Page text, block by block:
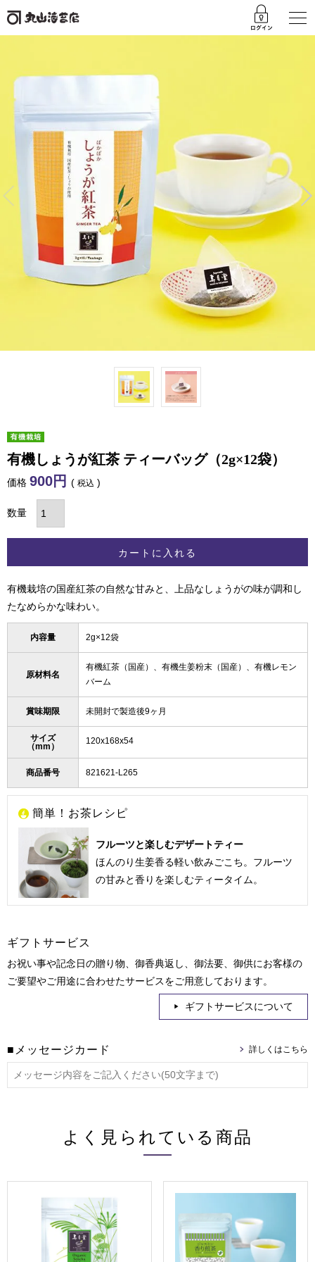
有機しょうが紅茶 ティーバッグ（2g×12袋）
価格 900 税込
カートに入れる
有機栽培の国産紅茶の自然な甘みと、上品なしょうがの味が調和し
たなめらかな味わい。
内容量 2g×12袋
原材料名
有機紅茶（国産）、有機生姜粉末（国産）、有機レモン
バーム
賞味期限 未開封で製造後9ヶ月
サイズ
（mm）
120x168x54
商品番号 821621-L265
簡単！お茶レシピ
フルーツと楽しむデザートティー
ほんのり生姜香る軽い飲みごこち。フルーツ
の甘みと香りを楽しむティータイム。
ギフトサービス
お祝い事や記念日の贈り物、御香典返し、御法要、御供にお客様の
ご要望やご用途に合わせたサービスをご用意しております。
ギフトサービスについて
■メッセージカード
よく見られている商品